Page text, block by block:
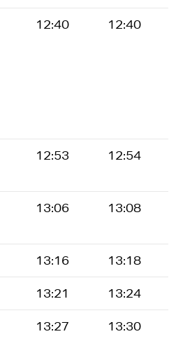
12:40 12:40
12:53 12:54
13:06 13:08
13:16 13:18
13:21 13:24
13:27 13:30